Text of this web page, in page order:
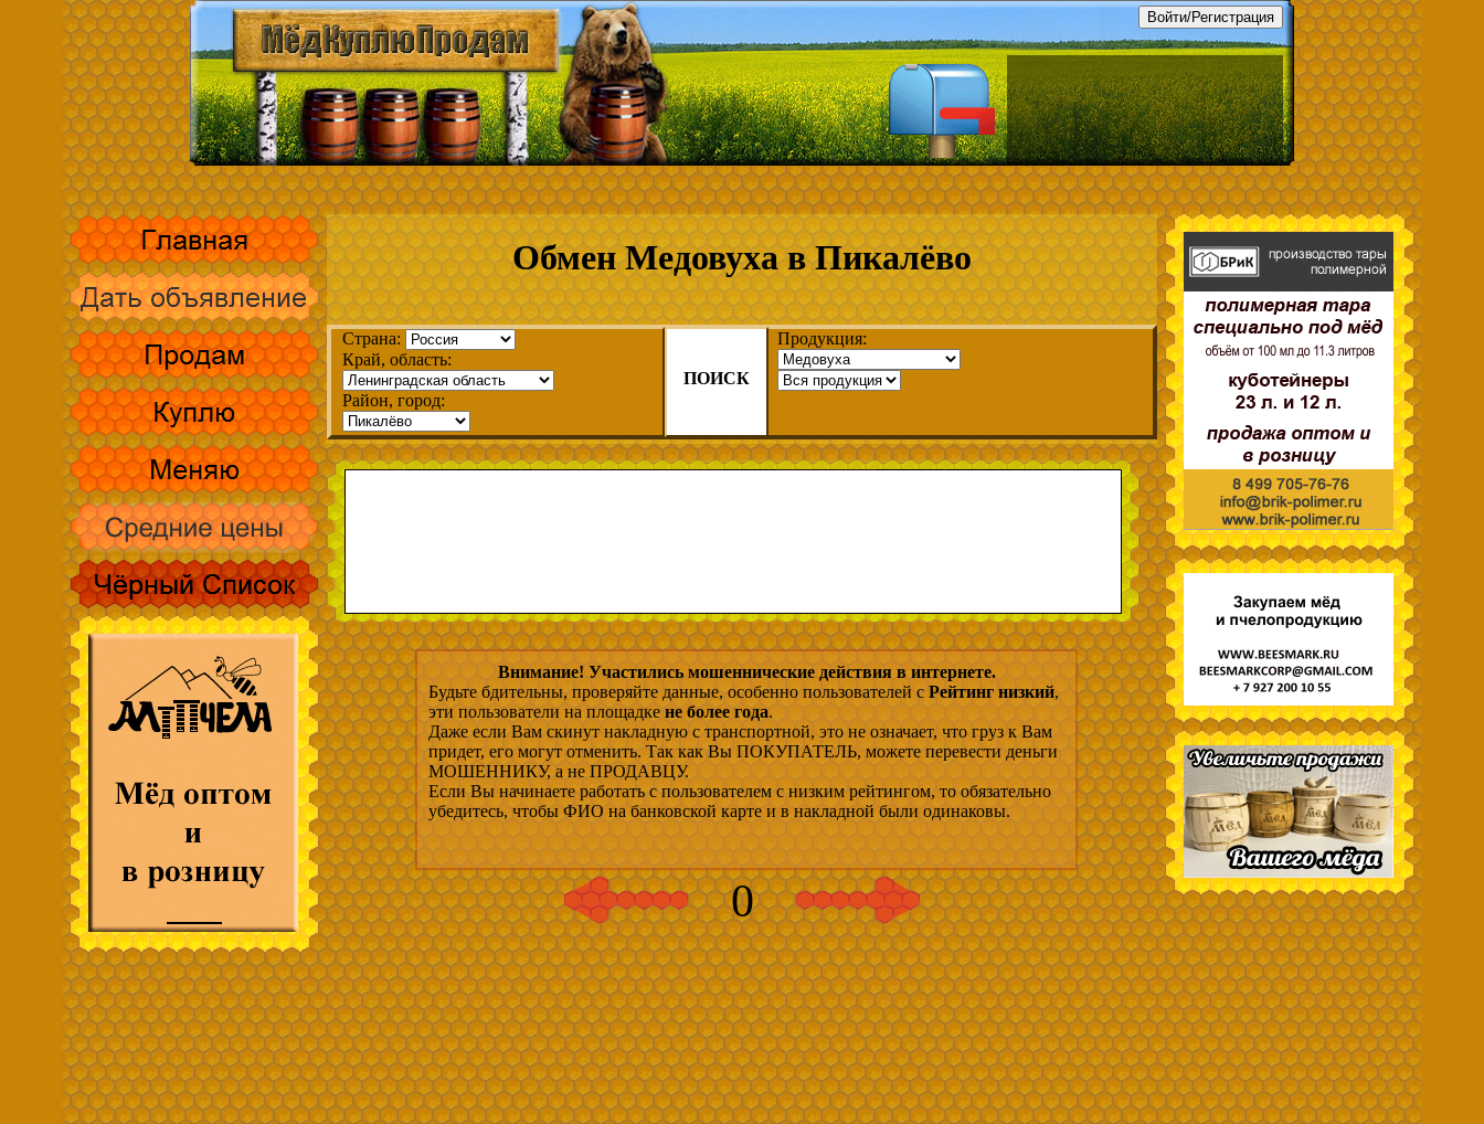
Обмен Медовуха в Пикалёво
Страна:
Край, область:
Район, город:
Продукция:
ПОИСК
Внимание! Участились мошеннические действия в интернете.
Будьте бдительны, проверяйте данные, особенно пользователей с Рейтинг низкий,
эти пользователи на площадке не более года.
Даже если Вам скинут накладную с транспортной, это не означает, что груз к Вам
придет, его могут отменить. Так как Вы ПОКУПАТЕЛЬ, можете перевести деньги
МОШЕННИКУ, а не ПРОДАВЦУ.
Если Вы начинаете работать с пользователем с низким рейтингом, то обязательно
убедитесь, чтобы ФИО на банковской карте и в накладной были одинаковы.
0